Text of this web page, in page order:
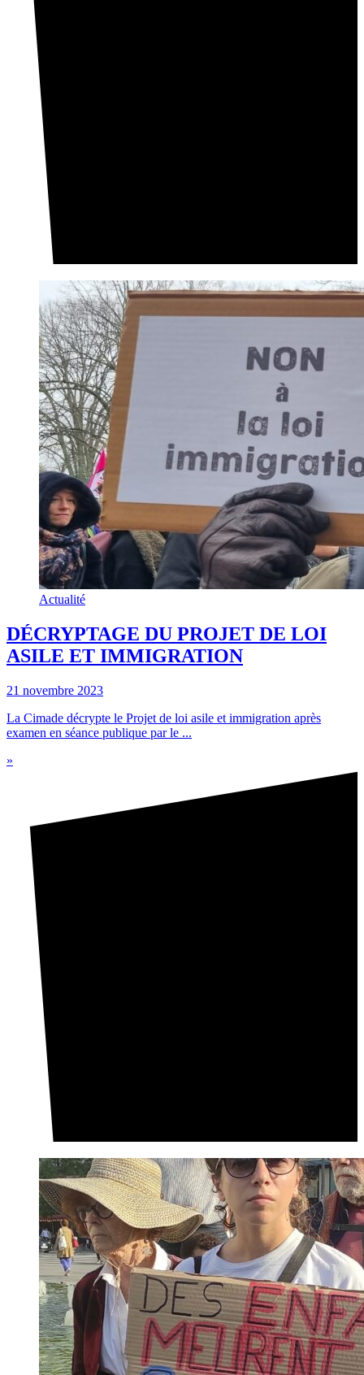
Actualité
DÉCRYPTAGE DU PROJET DE LOI
ASILE ET IMMIGRATION
21 novembre 2023
La Cimade décrypte le Projet de loi asile et immigration après
examen en séance publique par le ...
»